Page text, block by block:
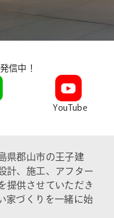
信中！
YouTube
県郡山市の王子建
計、施工、アフター
提供させていただき
家づくりを一緒に始